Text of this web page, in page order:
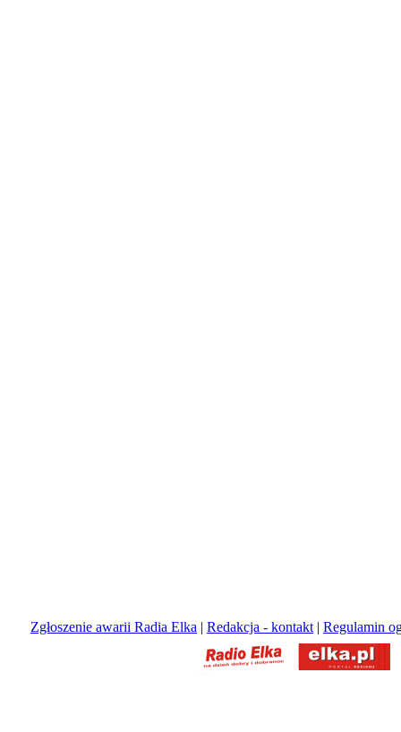
Zgłoszenie awarii Radia Elka | Redakcja - kontakt | Regulamin